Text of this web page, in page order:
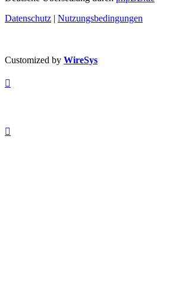
Datenschutz | Nutzungsbedingungen
Customized by WireSys